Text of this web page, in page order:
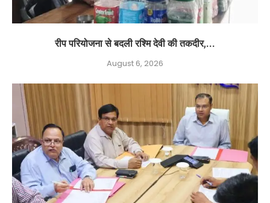
रीप परियोजना से बदली रश्मि देवी की तकदीर,...
August 6, 2026